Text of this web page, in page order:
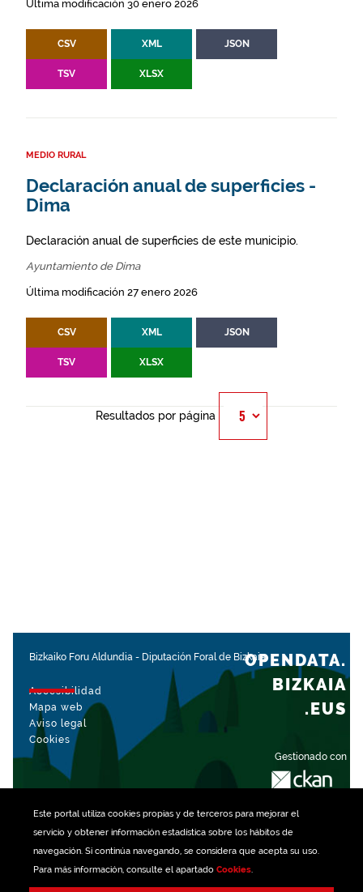
Este portal utiliza cookiespropias y de terceros para mejorar el
servicio y obtener información estadística sobre los hábitos de
navegación. Si continúa navegando, se considera que acepta su uso.
Para más información, consulte el apartado Cookies.
Última modificación 30 enero 2026
CSV XML JSON
TSV XLSX
MEDIO RURAL
Declaración anual de superficies -
Dima
Declaración anual de superficies de este municipio.
Ayuntamiento de Dima
Última modificación 27 enero 2026
CSV XML JSON
TSV XLSX
Resultados por página
Bizkaiko Foru Aldundia - Diputación Foral de Bizkaia
Accesibilidad
Mapa web
Aviso legal
Cookies
Gestionado con
OPENDATA.
BIZKAIA
.EUS